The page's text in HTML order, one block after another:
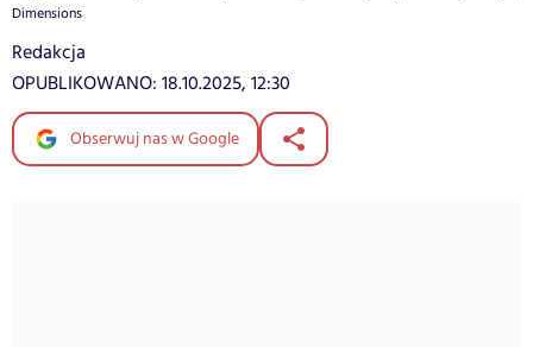
Dimensions
Redakcja
OPUBLIKOWANO: 18.10.2025, 12:30
Obserwuj nas w Google